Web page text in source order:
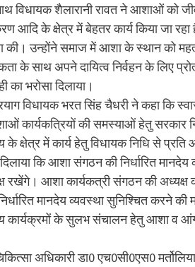
विधायक शैलारानी रावत ने आशाओं को
आदि के क्षेत्र में बेहतर कार्य किया जा रहा
की। उन्होंने समाज में आशा के स्थान को
के साथ अपने दायित्व निर्वहन के लिए
का भरोसा दिलाया।
विधायक भरत सिंह चैधरी ने कहा कि
कार्यकत्रियों की समस्याओं हेतु सरकार
के क्षेत्र में कार्य हेतु विधायक निधि से
कि आशा संगठन की निर्धारित
रखेंगे। आशा कार्यकत्री संगठन की अध्यक्ष
मानदेय व्यवस्था सुनिश्चित करने
कार्यक्रमों के सुलभ संचालन हेतु आशा व
अधिकारी डा0 एच0सी0एस0